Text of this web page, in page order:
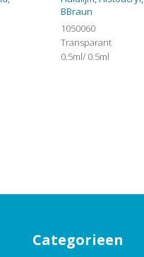
BBraun
1050060
Transparant
0.5ml/ 0.5ml
Categorieen